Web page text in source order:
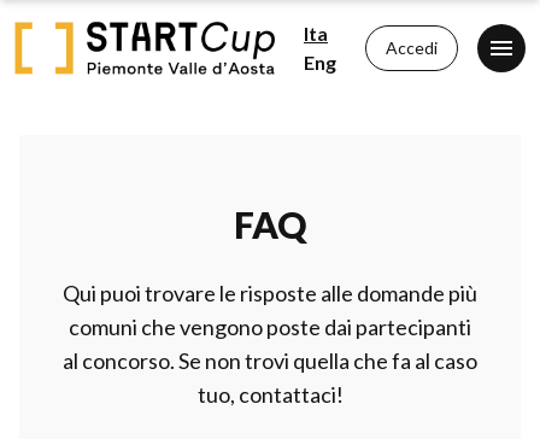
Ita
Eng
Accedi
FAQ
Qui puoi trovare le risposte alle domande più
comuni che vengono poste dai partecipanti
al concorso. Se non trovi quella che fa al caso
tuo, contattaci!